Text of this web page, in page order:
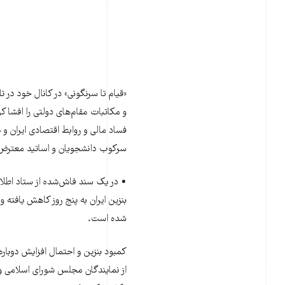
«قیام تا سرنگونی» در کانال خود
و مکاتبات مقام‌های دولتی را
فساد مالی و روابط اقتصادی
سرکوب دانشجویان و اساتید
• در یک سند فاش‌شده از ستاد
شده است.
کمبود بنزین و احتمال افزایش
از نمایندگان مجلس شورای اسلامی